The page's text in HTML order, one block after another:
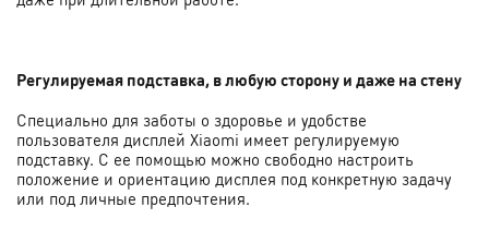
Регулируемая подставка, в любую сторону и даже на стену
Специально для заботы о здоровье и удобстве
пользователя дисплей Xiaomi имеет регулируемую
подставку. С ее помощью можно свободно настроить
положение и ориентацию дисплея под конкретную задачу
или под личные предпочтения.